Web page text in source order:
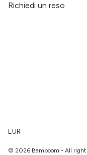
Richiedi un reso
EUR
© 2026 Bamboom - All right